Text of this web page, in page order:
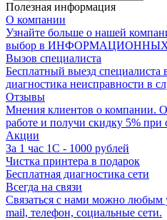
Полезная информация
О компании
Узнайте больше о нашей
выбор в
Вызов специалиста
Бесплатный выезд специалиста
диагностика неисправности в
Отзывы
Мнения клиентов о компании.
работе и получи скидку 5%
Акции
За 1 час 1С - 1000 рублей
Чистка принтера в подарок
Бесплатная диагностика сети
Всегда на связи
Связаться с нами можно любым
mail, телефон, социальные сети.